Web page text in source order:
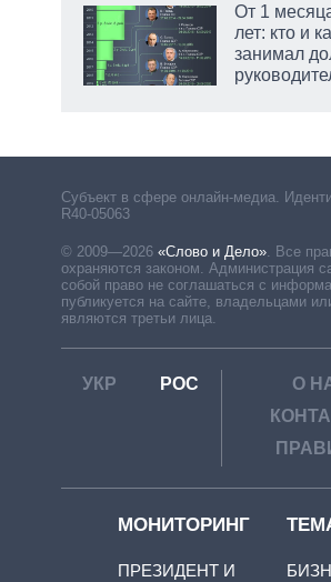
От 1
лет: кто и
занимал
Субъект в сфере онлайн-медиа.
R40-05063
© 2009—2026 «Слово и Дело» Все
охраняются законом. Администрация
собой право не соглашаться с
публикуется на сайте, владельцами
являются третьи лица.
УКР РОС
О
МОНИТОРИНГ
ПРЕЗИДЕНТ И